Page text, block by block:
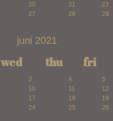
20 21
22
27 28
29
juni 2021
wed thu fri
3 4
5
10 11
12
17 18
19
24 25
26